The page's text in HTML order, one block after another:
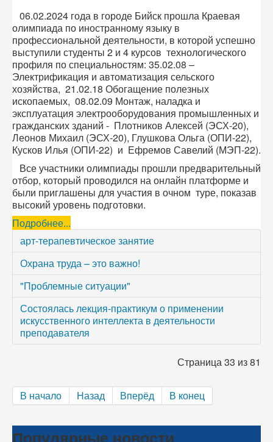
06.02.2024 года в городе Бийск прошла Краевая
олимпиада по иностранному языку в
профессиональной деятельности, в которой успешно
выступили студенты 2 и 4 курсов технологического
профиля по специальностям: 35.02.08 –
Электрификация и автоматизация сельского
хозяйства, 21.02.18 Обогащение полезных
ископаемых, 08.02.09 Монтаж, наладка и
эксплуатация электрооборудования промышленных и
гражданских зданий - Плотников Алексей (ЭСХ-20),
Леонов Михаил (ЭСХ-20), Глушкова Ольга (ОПИ-22),
Кусков Илья (ОПИ-22) и Ефремов Савелий (МЭП-22).
Все участники олимпиады прошли предварительный
отбор, который проводился на онлайн платформе и
были приглашены для участия в очном туре, показав
высокий уровень подготовки.
Подробнее...
арт-терапевтическое занятие
Охрана труда – это важно!
"Проблемные ситуации"
Состоялась лекция-практикум о применении
искусственного интеллекта в деятельности
преподавателя
Страница 33 из 81
В начало Назад Вперёд В конец